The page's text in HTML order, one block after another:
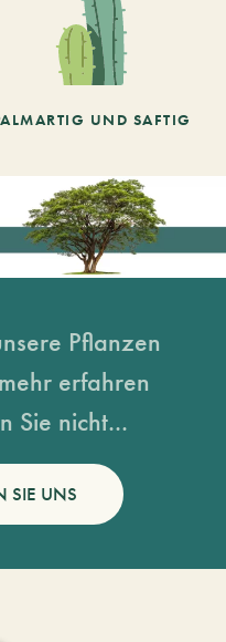
UND SAFTIG
Pflanzen
erfahren
Sie nicht...
SIE UNS